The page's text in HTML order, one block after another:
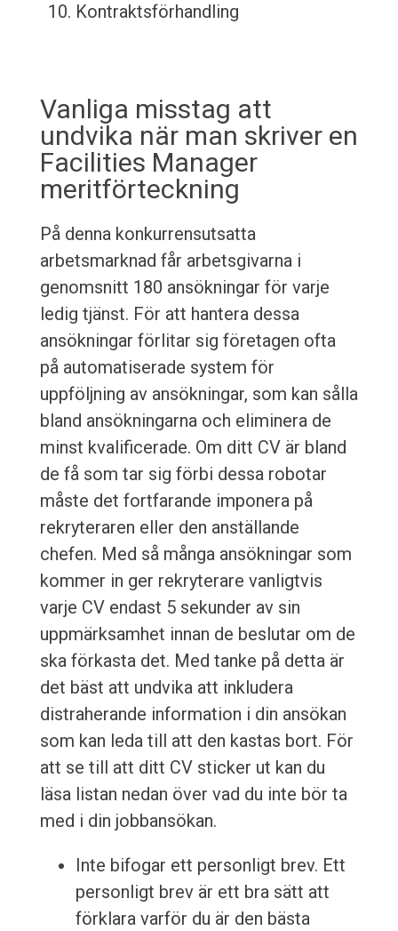
Kontraktsförhandling
Vanliga misstag att
undvika när man skriver en
Facilities Manager
meritförteckning
På denna konkurrensutsatta
arbetsmarknad får arbetsgivarna i
genomsnitt 180 ansökningar för varje
ledig tjänst. För att hantera dessa
ansökningar förlitar sig företagen ofta
på automatiserade system för
uppföljning av ansökningar, som kan sålla
bland ansökningarna och eliminera de
minst kvalificerade. Om ditt CV är bland
de få som tar sig förbi dessa robotar
måste det fortfarande imponera på
rekryteraren eller den anställande
chefen. Med så många ansökningar som
kommer in ger rekryterare vanligtvis
varje CV endast 5 sekunder av sin
uppmärksamhet innan de beslutar om de
ska förkasta det. Med tanke på detta är
det bäst att undvika att inkludera
distraherande information i din ansökan
som kan leda till att den kastas bort. För
att se till att ditt CV sticker ut kan du
läsa listan nedan över vad du inte bör ta
med i din jobbansökan.
Inte bifogar ett personligt brev. Ett
personligt brev är ett bra sätt att
förklara varför du är den bästa